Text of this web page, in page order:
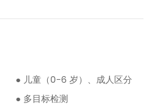
● 儿童（0-6 岁）、成人区分
● 多目标检测